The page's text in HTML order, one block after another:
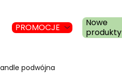
PROMOCJE
Nowe
produkty
podwójna